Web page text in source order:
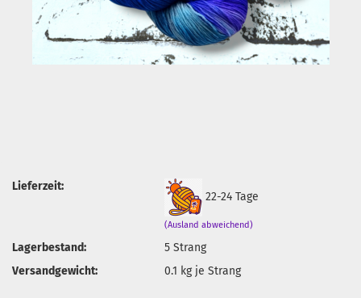
Lieferzeit:
22-24 Tage
(Ausland abweichend)
Lagerbestand: 5Strang
Versandgewicht:
0.1 kg je Strang